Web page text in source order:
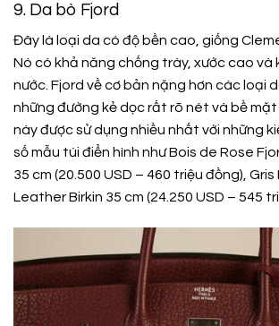
9. Da bò Fjord
Đây là loại da có độ bền cao, giống
Nó có khả năng chống trày, xước cao và
nước. Fjord về cơ bản nặng hơn các loại
những đường kẻ dọc rất rõ nét và bề mặt
này được sử dụng nhiều nhất với những
số mẫu túi điển hình như Bois de Rose
35 cm (20.500 USD – 460 triệu đồng), Gris
Leather Birkin 35 cm (24.250 USD – 545